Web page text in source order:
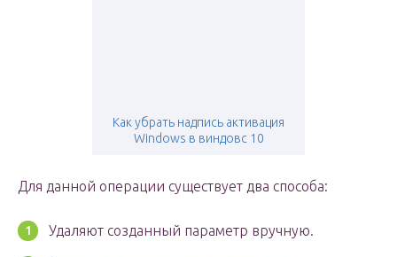
Как убрать надпись активация
Windows в виндовс 10
Для данной операции существует два способа:
Удаляют созданный параметр вручную.